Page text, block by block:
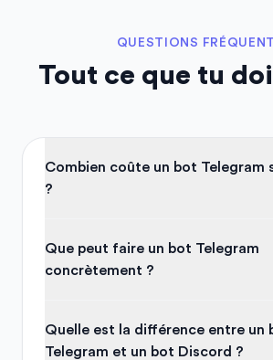
QUESTIONS
Tout ce que tu
Combien coûte un bot Telegram
?
Que peut faire un bot Telegram
concrètement ?
Quelle est la différence entre un
Telegram et un bot Discord ?